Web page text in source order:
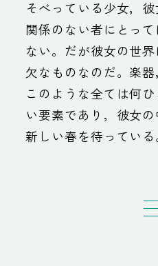
そべっている少女，
関係のない者にとっ
ない。だが彼女の世
欠なものなのだ。楽器
このような全ては何
い要素であり，彼女
新しい春を待っている